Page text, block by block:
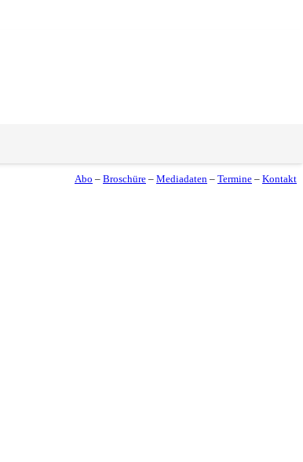
Abo – Broschüre – Mediadaten – Termine – Kontakt